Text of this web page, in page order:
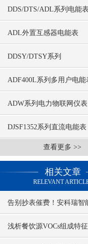
DDS/DTS/ADL系列电能表
ADL外置互感器电能表
DDSY/DTSY系列
ADF400L系列多用户电能
ADW系列电力物联网仪表
DJSF1352系列直流电能表
查看更多 >>
相关文章
RELEVANT
告别抄表催费！安科瑞智
表，远程充值 + 余额预警
浅析餐饮源VOCs组成特